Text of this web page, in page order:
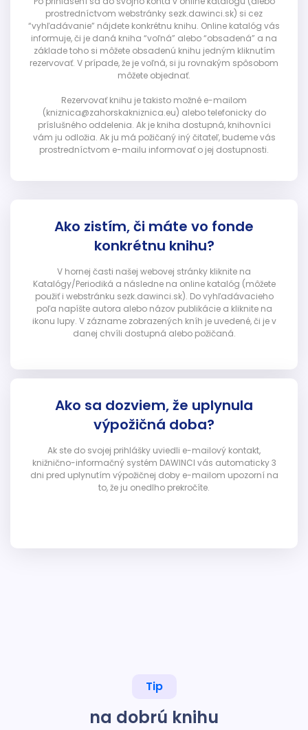
prostredníctvom webstránky sezk.dawinci.sk) si cez
“vyhľadávanie” nájdete konkrétnu knihu. Online katalóg vás
informuje, či je daná kniha “voľná” alebo “obsadená” a na
základe toho si môžete obsadenú knihu jedným kliknutím
rezervovať. V prípade, že je voľná, si ju rovnakým spôsobom
môžete objednať.
Rezervovať knihu je takisto možné e-mailom
(kniznica@zahorskakniznica.eu) alebo telefonicky do
príslušného oddelenia. Ak je kniha dostupná, knihovníci
vám ju odložia. Ak ju má požičaný iný čitateľ, budeme vás
prostredníctvom e-mailu informovať o jej dostupnosti.
Ako zistím, či máte vo fonde
konkrétnu knihu?
V hornej časti našej webovej stránky kliknite na
Katalógy/Periodiká a následne na online katalóg (môžete
použiť i webstránku sezk.dawinci.sk). Do vyhľadávacieho
poľa napíšte autora alebo názov publikácie a kliknite na
ikonu lupy. V zázname zobrazených kníh je uvedené, či je v
danej chvíli dostupná alebo požičaná.
Ako sa dozviem, že uplynula
výpožičná doba?
Ak ste do svojej prihlášky uviedli e-mailový kontakt,
knižnično-informačný systém DAWINCI vás automaticky 3
dni pred uplynutím výpožičnej doby e-mailom upozorní na
to, že ju onedlho prekročíte.
Tip
na dobrú knihu